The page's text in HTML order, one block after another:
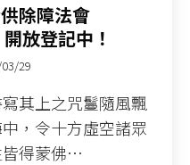
除障法會
放登記中！
29
其上之咒鬘隨風飄
，令十方虛空諸眾
皆得蒙佛…